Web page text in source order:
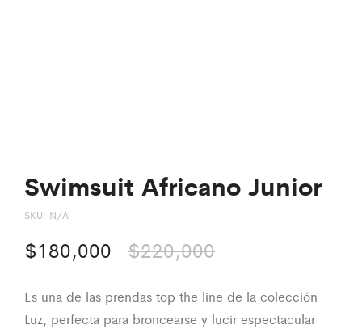
Swimsuit Africano Junior
SKU: N/A
$220,000El
original
$180,000
El
actual
Es una de las prendas top the line de la colección
Luz, perfecta para broncearse y lucir espectacular